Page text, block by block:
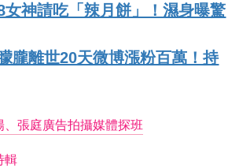
女神請吃「辣月餅」！濕身曝驚
朧離世20天微博漲粉百萬！持
、張庭廣告拍攝媒體探班
輯